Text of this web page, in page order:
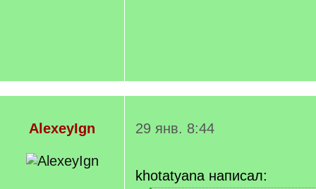
AlexeyIgn 29 янв. 8:44
khotatyana написал: